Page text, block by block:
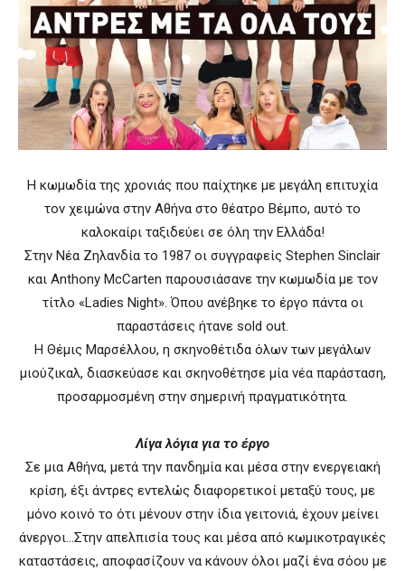
Η κωμωδία της χρονιάς που παίχτηκε με μεγάλη επιτυχία
τον χειμώνα στην Αθήνα στο θέατρο Βέμπο, αυτό το
καλοκαίρι ταξιδεύει σε όλη την Ελλάδα!
Στην Νέα Ζηλανδία το 1987 οι συγγραφείς Stephen Sinclair
και Anthony McCarten παρουσιάσανε την κωμωδία με τον
τίτλο «Ladies Night». Όπου ανέβηκε το έργο πάντα οι
παραστάσεις ήτανε sold out.
H Θέμις Μαρσέλλου, η σκηνοθέτιδα όλων των μεγάλων
μιούζικαλ, διασκεύασε και σκηνοθέτησε μία νέα παράσταση,
προσαρμοσμένη στην σημερινή πραγματικότητα.
Λίγα λόγια για το έργο
Σε μια Αθήνα, μετά την πανδημία και μέσα στην ενεργειακή
κρίση, έξι άντρες εντελώς διαφορετικοί μεταξύ τους, με
μόνο κοινό το ότι μένουν στην ίδια γειτονιά, έχουν μείνει
άνεργοι…Στην απελπισία τους και μέσα από κωμικοτραγικές
καταστάσεις, αποφασίζουν να κάνουν όλοι μαζί ένα σόου με